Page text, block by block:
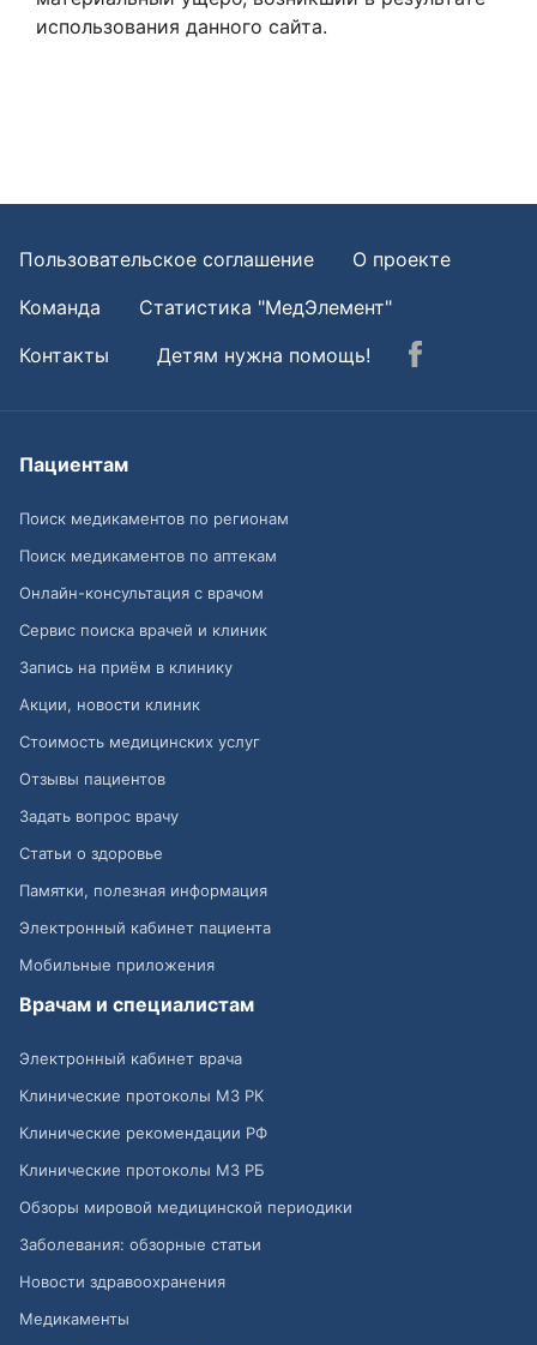
использования данного сайта.
Пользовательское соглашение
О проекте
Команда
Статистика "МедЭлемент"
Контакты
Детям нужна помощь!
Пациентам
Поиск медикаментов по регионам
Поиск медикаментов по аптекам
Онлайн-консультация с врачом
Сервис поиска врачей и клиник
Запись на приём в клинику
Акции, новости клиник
Стоимость медицинских услуг
Отзывы пациентов
Задать вопрос врачу
Статьи о здоровье
Памятки, полезная информация
Электронный кабинет пациента
Мобильные приложения
Врачам и специалистам
Электронный кабинет врача
Клинические протоколы МЗ РК
Клинические рекомендации РФ
Клинические протоколы МЗ РБ
Обзоры мировой медицинской периодики
Заболевания: обзорные статьи
Новости здравоохранения
Медикаменты